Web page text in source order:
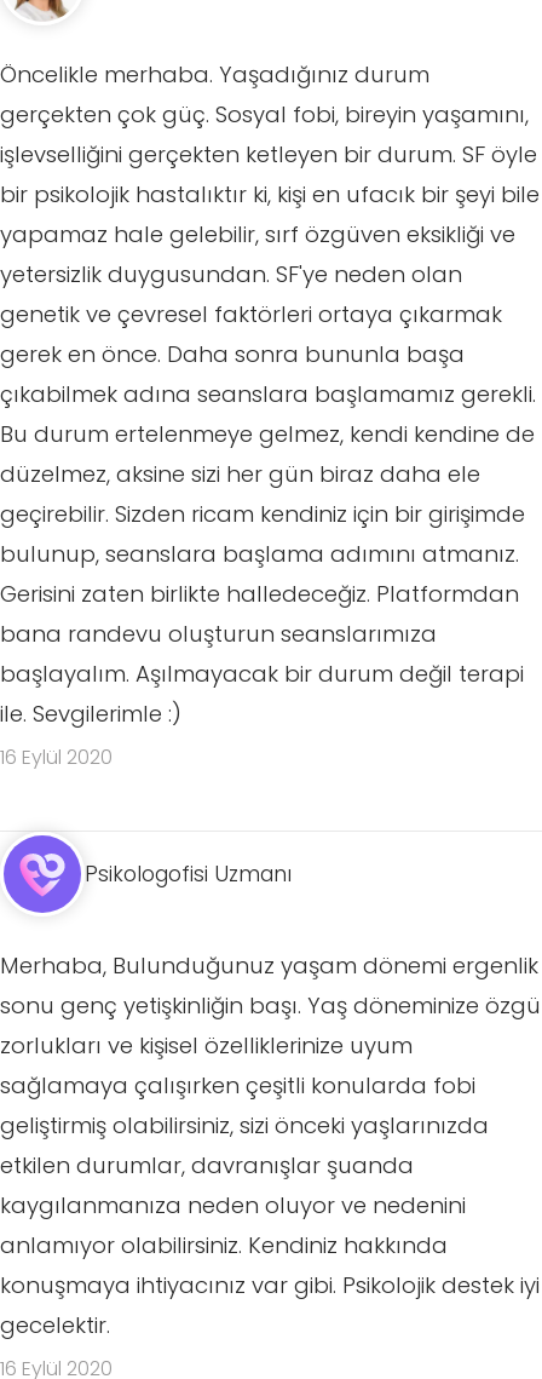
Öncelikle merhaba. Yaşadığınız durum
gerçekten çok güç. Sosyal fobi, bireyin yaşamını,
işlevselliğini gerçekten ketleyen bir durum. SF öyle
bir psikolojik hastalıktır ki, kişi en ufacık bir şeyi bile
yapamaz hale gelebilir, sırf özgüven eksikliği ve
yetersizlik duygusundan. SF'ye neden olan
genetik ve çevresel faktörleri ortaya çıkarmak
gerek en önce. Daha sonra bununla başa
çıkabilmek adına seanslara başlamamız gerekli.
Bu durum ertelenmeye gelmez, kendi kendine de
düzelmez, aksine sizi her gün biraz daha ele
geçirebilir. Sizden ricam kendiniz için bir girişimde
bulunup, seanslara başlama adımını atmanız.
Gerisini zaten birlikte halledeceğiz. Platformdan
bana randevu oluşturun seanslarımıza
başlayalım. Aşılmayacak bir durum değil terapi
ile. Sevgilerimle :)
16 Eylül 2020
Psikologofisi Uzmanı
Merhaba, Bulunduğunuz yaşam dönemi ergenlik
sonu genç yetişkinliğin başı. Yaş döneminize özgü
zorlukları ve kişisel özelliklerinize uyum
sağlamaya çalışırken çeşitli konularda fobi
geliştirmiş olabilirsiniz, sizi önceki yaşlarınızda
etkilen durumlar, davranışlar şuanda
kaygılanmanıza neden oluyor ve nedenini
anlamıyor olabilirsiniz. Kendiniz hakkında
konuşmaya ihtiyacınız var gibi. Psikolojik destek iyi
gecelektir.
16 Eylül 2020